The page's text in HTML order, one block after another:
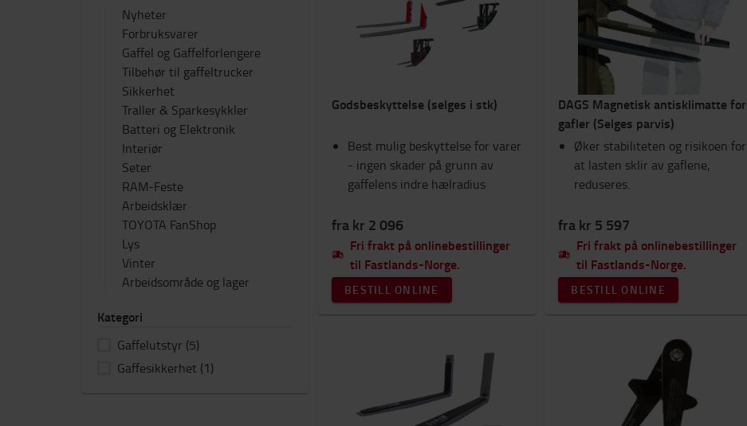
Nyheter
Forbruksvarer
Gaffel og Gaffelforlengere
Tilbehør til gaffeltrucker
Sikkerhet
Traller & Sparkesykkler
Batteri og Elektronik
Interiør
Seter
RAM-Feste
Arbeidsklær
TOYOTA FanShop
Lys
Vinter
Arbeidsområde og lager
Kategori
Gaffelutstyr (5)
Gaffesikkerhet (1)
Godsbeskyttelse (selges i stk)
Best mulig beskyttelse for varer
- ingen skader på grunn av
gaffelens indre hælradius
fra kr 2 096
Fri frakt på onlinebestillinger
til Fastlands-Norge.
BESTILL ONLINE
DAGS Magnetisk antisklimatte for
gafler (Selges parvis)
Øker stabiliteten og risikoen for
at lasten sklir av gaflene,
reduseres.
fra kr 5 597
Fri frakt på onlinebestillinger
til Fastlands-Norge.
BESTILL ONLINE